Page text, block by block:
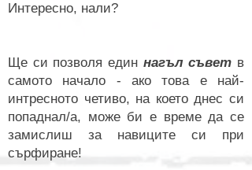
Интересно, нали?
Ще си позволя един нагъл съвет в
самото начало - ако това е най-
интресното четиво, на което днес си
попаднал/а, може би е време да се
замислиш за навиците си при
сърфиране!